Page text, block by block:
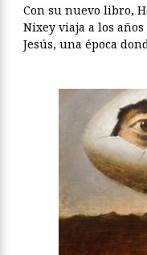
Con su nuevo libro,
Nixey viaja a los
Jesús, una época